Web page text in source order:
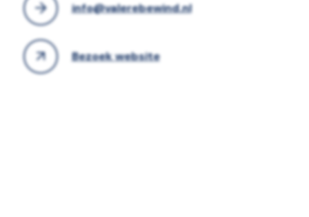
info@valerebewind.nl
Bezoek website